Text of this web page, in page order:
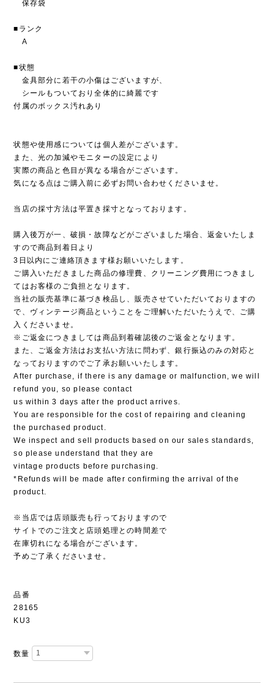
保存袋
■ランク
A
■状態
金具部分に若干の小傷はございますが、
シールもついており全体的に綺麗です
付属のボックス汚れあり
状態や使用感については個人差がございます。
また、光の加減やモニターの設定により
実際の商品と色目が異なる場合がございます。
気になる点はご購入前に必ずお問い合わせくださいませ。
当店の採寸方法は平置き採寸となっております。
購入後万が一、破損・故障などがございました場合、返金いたしま
すので商品到着日より
3日以内にご連絡頂きます様お願いいたします。
ご購入いただきました商品の修理費、クリーニング費用につきまし
てはお客様のご負担となります。
当社の販売基準に基づき検品し、販売させていただいておりますの
で、ヴィンテージ商品ということをご理解いただいたうえで、ご購
入くださいませ。
※ご返金につきましては商品到着確認後のご返金となります。
また、ご返金方法はお支払い方法に問わず、銀行振込のみの対応と
なっておりますのでご了承お願いいたします。
After purchase, if there is any damage or malfunction, we will
refund you, so please contact
us within 3 days after the product arrives.
You are responsible for the cost of repairing and cleaning
the purchased product.
We inspect and sell products based on our sales standards,
so please understand that they are
vintage products before purchasing.
*Refunds will be made after confirming the arrival of the
product.
※当店では店頭販売も行っておりますので
サイトでのご注文と店頭処理との時間差で
在庫切れになる場合がございます。
予めご了承くださいませ。
品番
28165
KU3
数量